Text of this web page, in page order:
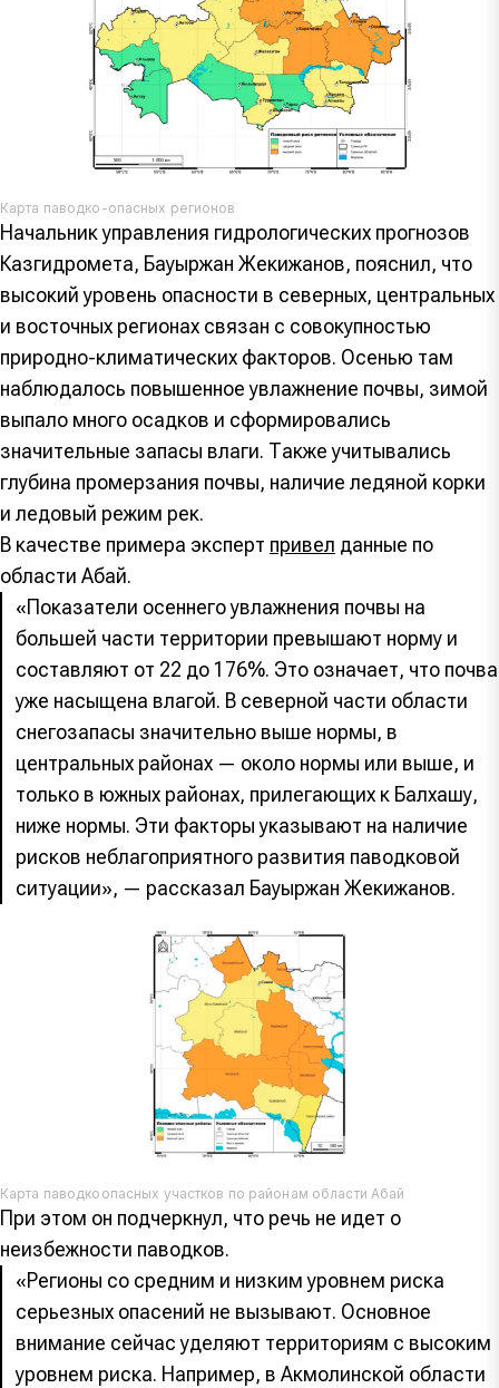
Карта паводко-опасных регионов
Начальник управления гидрологических прогнозов
Казгидромета, Бауыржан Жекижанов, пояснил, что
высокий уровень опасности в северных, центральных
и восточных регионах связан с совокупностью
природно-климатических факторов. Осенью там
наблюдалось повышенное увлажнение почвы, зимой
выпало много осадков и сформировались
значительные запасы влаги. Также учитывались
глубина промерзания почвы, наличие ледяной корки
и ледовый режим рек.
В качестве примера эксперт привел данные по
области Абай.
«Показатели осеннего увлажнения почвы на
большей части территории превышают норму и
составляют от 22 до 176%. Это означает, что почва
уже насыщена влагой. В северной части области
снегозапасы значительно выше нормы, в
центральных районах — около нормы или выше, и
только в южных районах, прилегающих к Балхашу,
ниже нормы. Эти факторы указывают на наличие
рисков неблагоприятного развития паводковой
ситуации», — рассказал Бауыржан Жекижанов.
Карта паводкоопасных участков по районам области Абай
При этом он подчеркнул, что речь не идет о
неизбежности паводков.
«Регионы со средним и низким уровнем риска
серьезных опасений не вызывают. Основное
внимание сейчас уделяют территориям с высоким
уровнем риска. Например, в Акмолинской области